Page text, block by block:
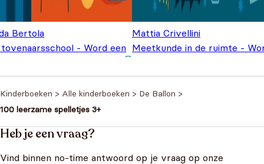
Bertola
- Word een
Huidige prijs
Mattia Crivellini
Meetkunde in de ruimte -
€9,99.
Kinderboeken > Alle kinderboeken > De Ballon >
100 leerzame spelletjes 3+
Heb je een vraag?
Vind binnen no-time antwoord op je vraag op onze